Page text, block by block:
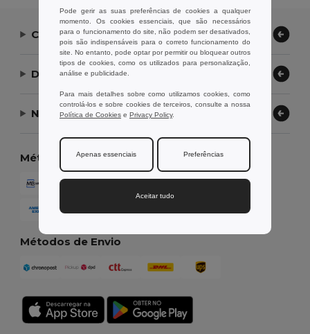
Contate-nos
Deixe-nos ajudar
Nossa Empresa
Métodos de Pagamento
Métodos de Envio
Pode gerir as suas preferências de cookies a qualquer
momento. Os cookies essenciais, que são necessários
para o funcionamento do site, não podem ser desativados,
pois são indispensáveis para o correto funcionamento do
site. No entanto, pode optar por permitir ou bloquear outros
tipos de cookies, como os utilizados para personalização,
análise e publicidade.
Para mais detalhes sobre como utilizamos cookies, como
controlá-los e sobre cookies de terceiros, consulte a nossa
Política de Cookies e Privacy Policy.
Apenas essenciais Preferências
Aceitar tudo